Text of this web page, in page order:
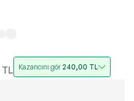
TL Kazancını gör240,00 TL